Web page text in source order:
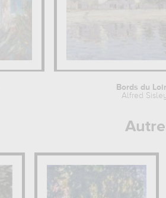
Bords du
Alfred Sisley